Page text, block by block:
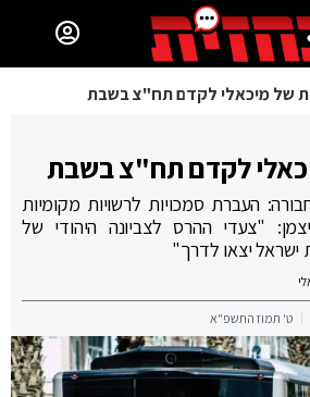
של מיכאלי לקדם תח"צ בשבת
לקדם תח"צ בשבת
העברת סמכויות לרשויות מקומיות
"צעדי ההרס לצביונה היהודי של
ישראל יצאו לדרך"
ט' תמוז התשפ"א